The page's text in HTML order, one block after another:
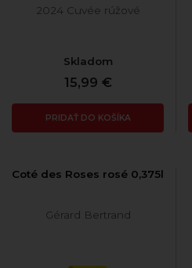
2024 Cuvée rúžové
Skladom
15,99 €
PRIDAŤ DO KOŠÍKA
Coté des Roses rosé 0,375l
Gérard Bertrand